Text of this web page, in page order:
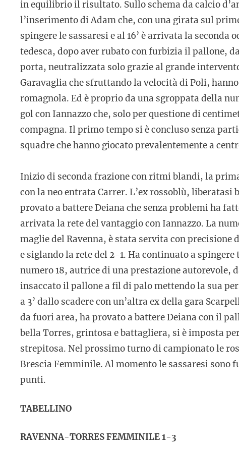
in equilibrio il risultato. Sullo schema da calcio
l’inserimento di Adam che, con una girata sul
spingere le sassaresi e al 16’ è arrivata la seconda
tedesca, dopo aver rubato con furbizia il pallone,
porta, neutralizzata solo grazie al grande
Garavaglia che sfruttando la velocità di Poli,
romagnola. Ed è proprio da una sgroppata della
gol con Iannazzo che, solo per questione di
compagna. Il primo tempo si è concluso senza
squadre che hanno giocato prevalentemente a
Inizio di seconda frazione con ritmi blandi, la
con la neo entrata Carrer. L’ex rossoblù, liberatasi
provato a battere Deiana che senza problemi ha
arrivata la rete del vantaggio con Iannazzo. La
maglie del Ravenna, è stata servita con precisione
e siglando la rete del 2-1. Ha continuato a
numero 18, autrice di una prestazione autorevole,
insaccato il pallone a fil di palo mettendo la sua
a 3’ dallo scadere con un’altra ex della gara
da fuori area, ha provato a battere Deiana con il
bella Torres, grintosa e battagliera, si èimposta
strepitosa. Nel prossimo turno di campionato le
Brescia Femminile. Al momento le sassaresi sono
punti.
TABELLINO
RAVENNA-TORRES FEMMINILE 1-3